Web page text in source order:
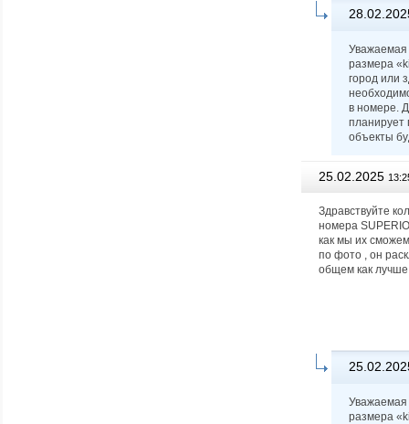
Уважаемая
размера
город или
в номере.
планирует
объекты
25.02.2025
Здравствуйте
номера
как мы их
по фото , он
общем как лучше
Уважаемая
размера